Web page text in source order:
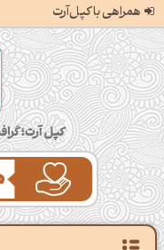
همراهی با کپل‌آرت